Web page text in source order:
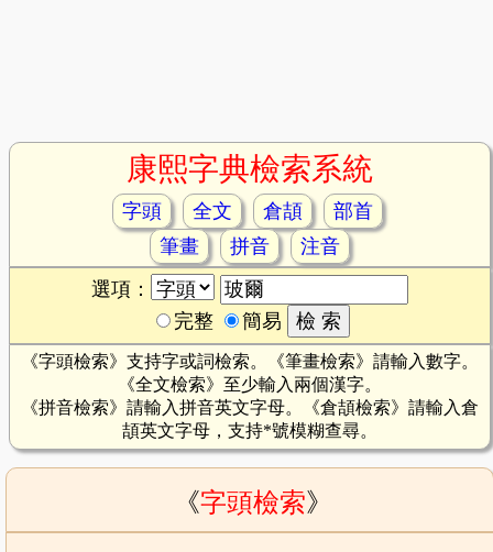
康熙字典檢索系統
字頭 全文 倉頡
部首
筆畫
拼音
注音
選項：
完整
簡易
《字頭檢索》支持字或詞檢索。《筆畫檢索》請輸入數字。
《全文檢索》至少輸入兩個漢字。
《拼音檢索》請輸入拼音英文字母。《倉頡檢索》請輸入倉
頡英文字母，支持*號模糊查尋。
《字頭檢索》